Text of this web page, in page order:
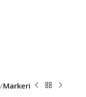
Markeri